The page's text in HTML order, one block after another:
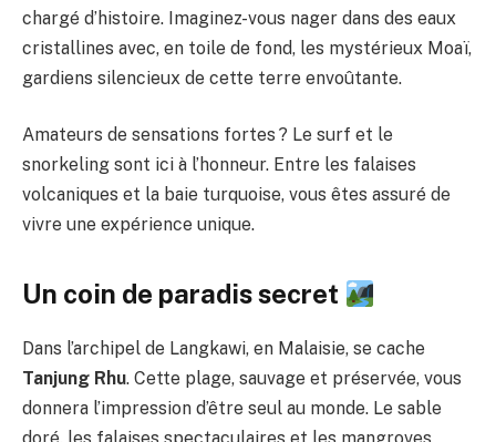
chargé d’histoire. Imaginez-vous nager dans des eaux
cristallines avec, en toile de fond, les mystérieux Moaï,
gardiens silencieux de cette terre envoûtante.
Amateurs de sensations fortes ? Le surf et le
snorkeling sont ici à l’honneur. Entre les falaises
volcaniques et la baie turquoise, vous êtes assuré de
vivre une expérience unique.
Un coin de paradis secret
Dans l’archipel de Langkawi, en Malaisie, se cache
Tanjung Rhu. Cette plage, sauvage et préservée, vous
donnera l’impression d’être seul au monde. Le sable